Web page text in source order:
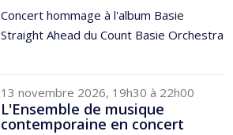
Concert hommage à l'album Basie
Straight Ahead du Count Basie Orchestra
13 novembre 2026, 19h30 à 22h00
L'Ensemble de musique
contemporaine en concert